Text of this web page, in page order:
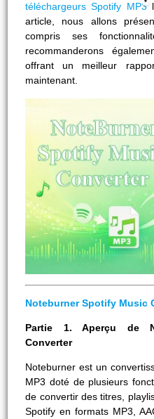
téléchargeurs Spotify MP3
article, nous allons
compris ses
recommanderons
offrant un meilleur
maintenant.
Noteburner Spotify Music
Partie 1. Aperçu de
Converter
Noteburner est un
MP3 doté de plusieurs
de convertir des titres,
Spotify en formats MP3,